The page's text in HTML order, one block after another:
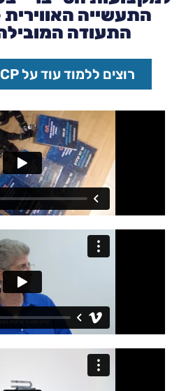
התעשייה
התעודה
רוצים ללמוד עוד על ICCP? לחצו כאן